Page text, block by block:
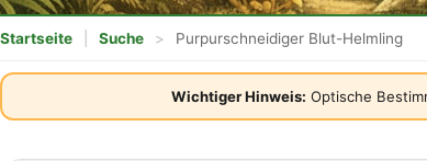
Startseite Suche > Purpurschneidiger Blut-Helmling
Wichtiger Hinweis: Optische